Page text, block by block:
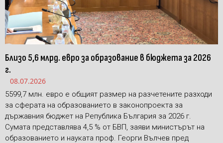
Близо 5,6 млрд. евро за образование в бюджета за 2026
г.
08.07.2026
5599,7 млн. евро е общият размер на разчетените разходи
за сферата на образованието в законопроекта за
държавния бюджет на Република България за 2026 г.
Сумата представлява 4,5 % от БВП, заяви министърът на
образованието и науката проф. Георги Вълчев пред